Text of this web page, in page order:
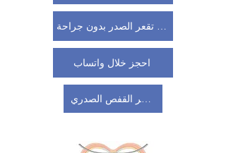
علاج تقعر الصدر بدون جراحة
احجز خلال واتساب
اضغط هنا لمشاهدة عملية تقعر القفص الصدري